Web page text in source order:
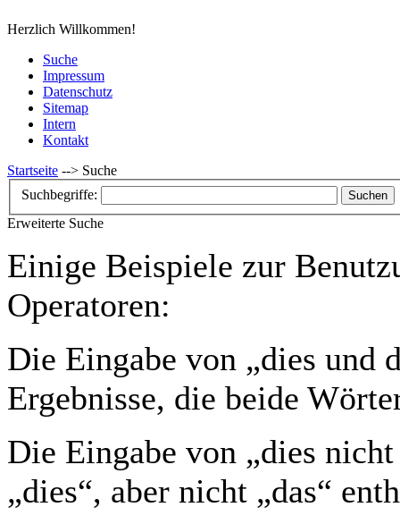
Herzlich Willkommen!
Suche
Impressum
Datenschutz
Sitemap
Intern
Kontakt
Startseite --> Suche
Suchbegriffe:
Suchen
Erweiterte Suche
Einige Beispiele zur
Operatoren:
Die Eingabe von „dies und
Ergebnisse, die beide
Die Eingabe von „dies nicht
„dies“, aber nicht „das“